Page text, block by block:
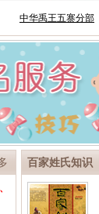
百家姓氏知识